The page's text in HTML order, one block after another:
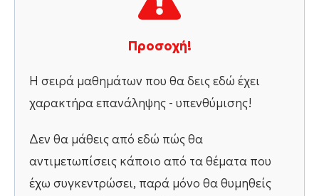
Προσοχή!
Η σειρά μαθημάτων που θα δεις εδώ έχει
χαρακτήρα επανάληψης - υπενθύμισης!
Δεν θα μάθεις από εδώ πώς θα
αντιμετωπίσεις κάποιο από τα θέματα που
έχω συγκεντρώσει, παρά μόνο θα θυμηθείς